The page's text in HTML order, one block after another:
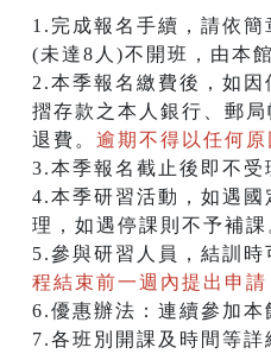
1.完成報名手續，請依簡
(未達8人)不開班，由本
2.本季報名繳費後，如
摺存款之本人銀行、郵
退費。 逾期不得以任何
3.本季報名截止後即不受
4.本季研習活動，如遇
理，如遇停課則不予補課
5.參與研習人員，結訓
程結束前一週內提出申請
6.優惠辦法：連續參加本
7.各班別開課及時間等